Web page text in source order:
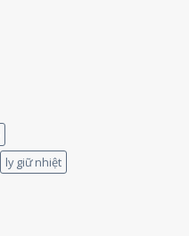
ly giữ nhiệt